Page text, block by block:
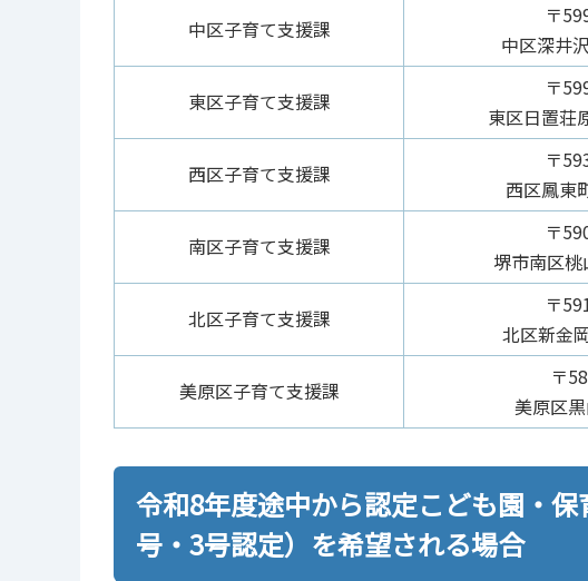
中区子育て支援課
〒
中区深井
東区子育て支援課
〒
東区日置荘
西区子育て支援課
〒
西区鳳東
南区子育て支援課
〒
堺市南区
北区子育て支援課
〒
北区新金
美原区子育て支援課
〒
美原区
令和8年度途中から認定こども園・
号・3号認定）を希望される場合